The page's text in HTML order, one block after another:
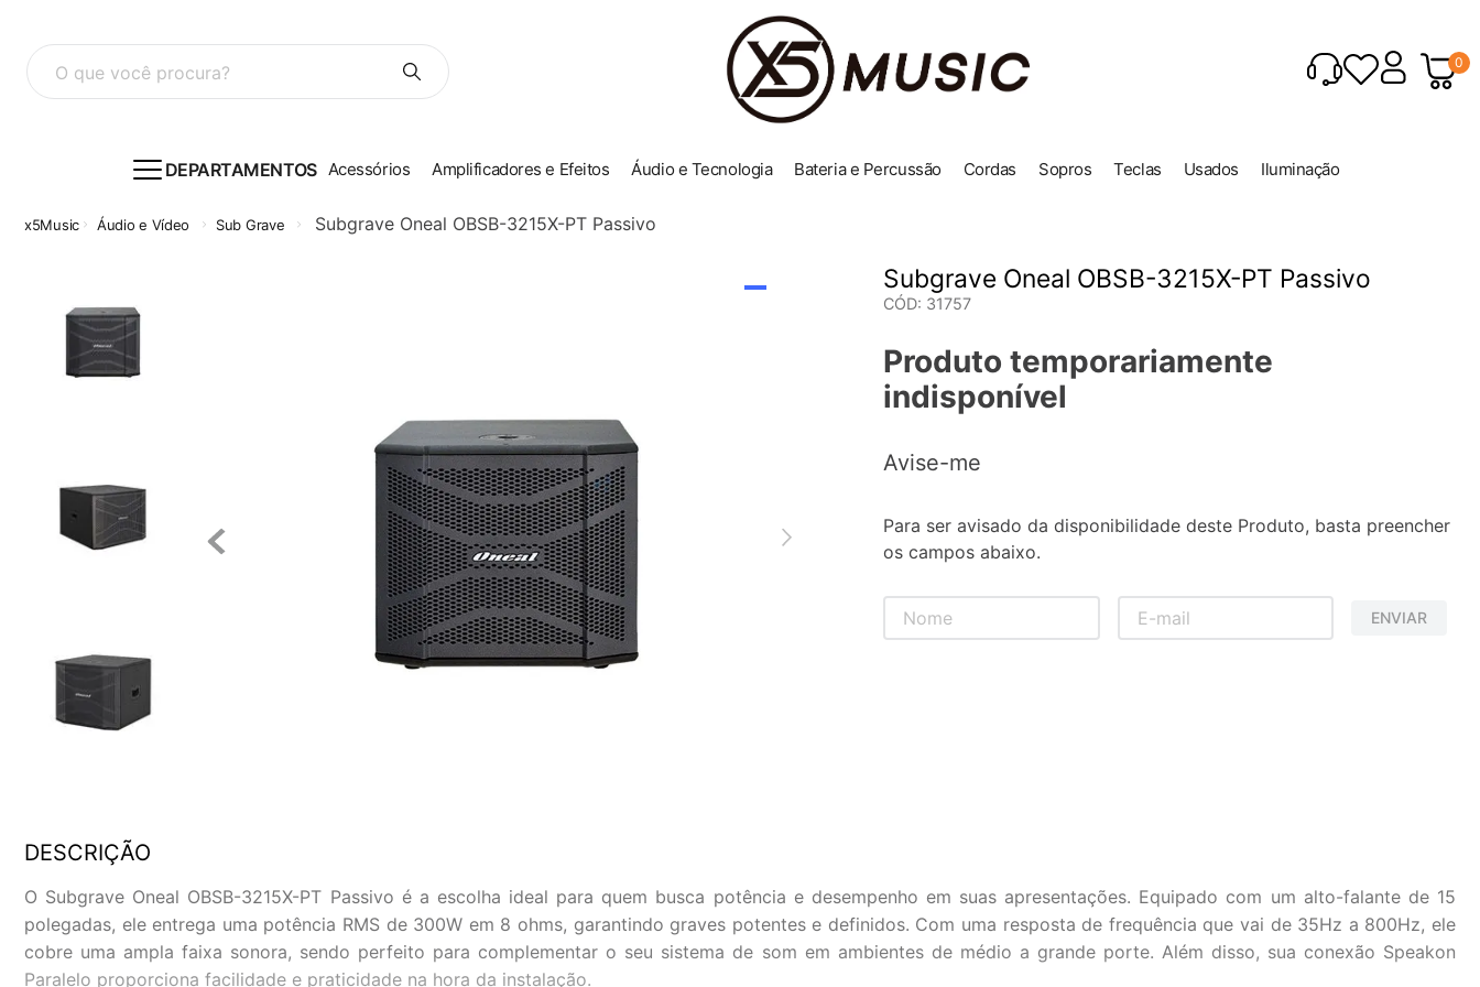
O que você procura? 0
DEPARTAMENTOS Acessórios Amplificadores e Efeitos Áudio e Tecnologia Bateria e Percussão Cordas Sopros Teclas Usados Iluminação
Áudio e Vídeo Sub Grave Subgrave Oneal OBSB-3215X-PT Passivo
Subgrave Oneal OBSB-3215X-PT Passivo
CÓD: 31757
Produto temporariamente
indisponível
Avise-me
Para ser avisado da disponibilidade deste Produto, basta preencher
os campos abaixo.
ENVIAR
DESCRIÇÃO
O Subgrave Oneal OBSB-3215X-PT Passivo é a escolha ideal para quem busca potência e desempenho em suas apresentações. Equipado com um alto-falante de 15
polegadas, ele entrega uma potência RMS de 300W em 8 ohms, garantindo graves potentes e definidos. Com uma resposta de frequência que vai de 35Hz a 800Hz, ele
cobre uma ampla faixa sonora, sendo perfeito para complementar o seu sistema de som em ambientes de médio a grande porte. Além disso, sua conexão Speakon
Paralelo proporciona facilidade e praticidade na hora da instalação.